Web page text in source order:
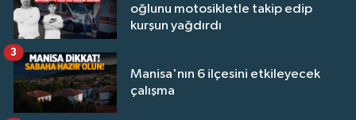
oğlunu motosikletle takip edip
kurşun yağdırdı
Manisa'nın 6 ilçesini etkileyecek
çalışma
3